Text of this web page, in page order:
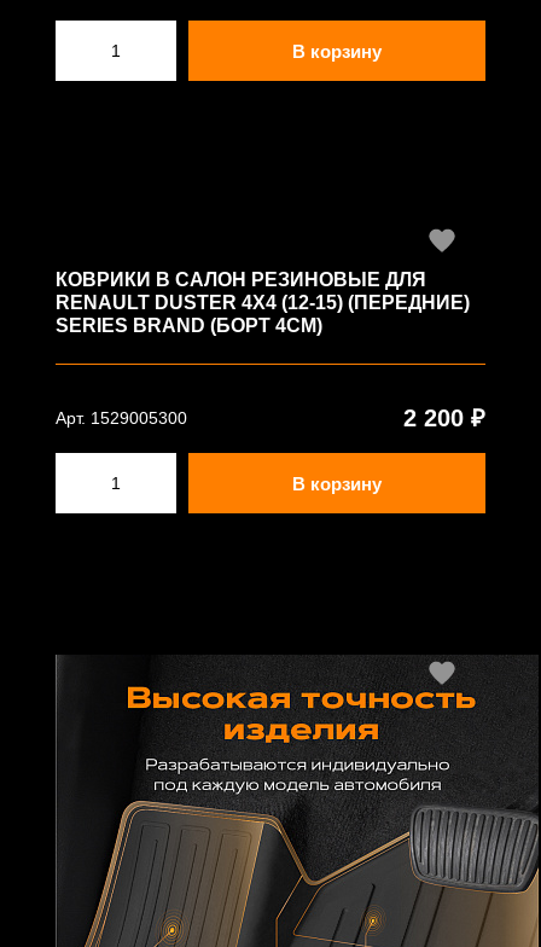
В корзину
КОВРИКИ В САЛОН РЕЗИНОВЫЕ ДЛЯ
RENAULT DUSTER 4X4 (12-15) (ПЕРЕДНИЕ)
SERIES BRAND (БОРТ 4СМ)
Арт. 1529005300 2 200 ₽
В корзину